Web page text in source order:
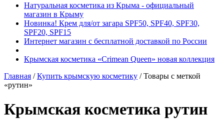
Натуральная косметика из Крыма - официальный
магазин в Крыму
Новинка! Крем для/от загара SPF50, SPF40, SPF30,
SPF20, SPF15
Интернет магазин с бесплатной доставкой по России
Крымская косметика «Crimean Queen» новая коллекция
Главная /Купить крымскую косметику / Товары с меткой
«рутин»
Крымская косметика рутин